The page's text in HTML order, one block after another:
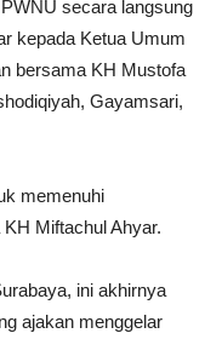
secara langsung
kepada Ketua Umum
bersama KH Mustofa
Gayamsari,
memenuhi
Miftachul Ahyar.
ini akhirnya
ajakan menggelar